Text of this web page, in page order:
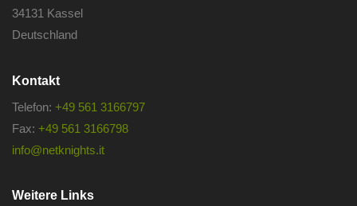
34131 Kassel
Deutschland
Kontakt
Telefon: +49 561 3166797
Fax: +49 561 3166798
info@netknights.it
Weitere Links